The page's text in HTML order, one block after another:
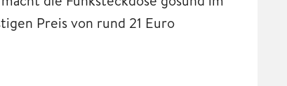
Preis von rund 21 Euro